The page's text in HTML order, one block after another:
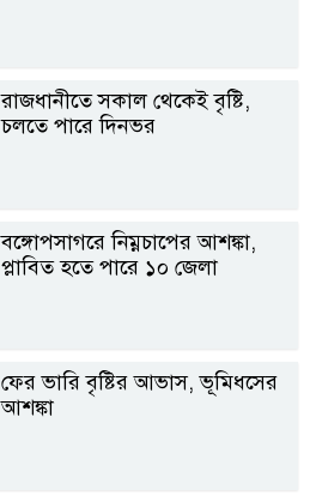
রাজধানীতে সকাল থেকেই বৃষ্টি,
চলতে পারে দিনভর
বঙ্গোপসাগরে নিম্নচাপের আশঙ্কা,
প্লাবিত হতে পারে ১০ জেলা
ফের ভারি বৃষ্টির আভাস, ভূমিধসের
আশঙ্কা